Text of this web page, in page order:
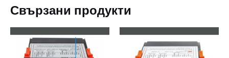
Свързани продукти